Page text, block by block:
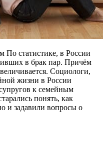
По статистике, в России
в брак пар. Причём
Социологи,
жизни в России
к семейным
понять, как
и задавили вопросы о